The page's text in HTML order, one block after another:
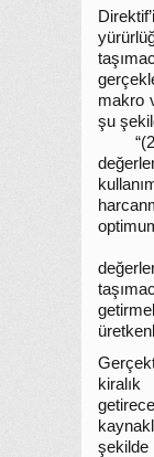
makro
şu
“(2)
(3)